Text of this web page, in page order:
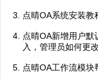
点晴OA系统安装
点晴OA新增用户
入，管理员如何更
点晴OA工作流模块